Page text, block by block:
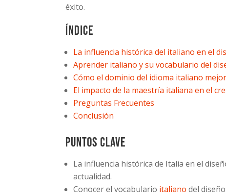
éxito.
Índice
La influencia histórica del italiano en el
Aprender italiano y su vocabulario del
Cómo el dominio del idioma italiano
El impacto de la maestría italiana en el
Preguntas Frecuentes
Conclusión
Puntos clave
La influencia histórica de Italia en el
actualidad.
Conocer el vocabulario italiano del